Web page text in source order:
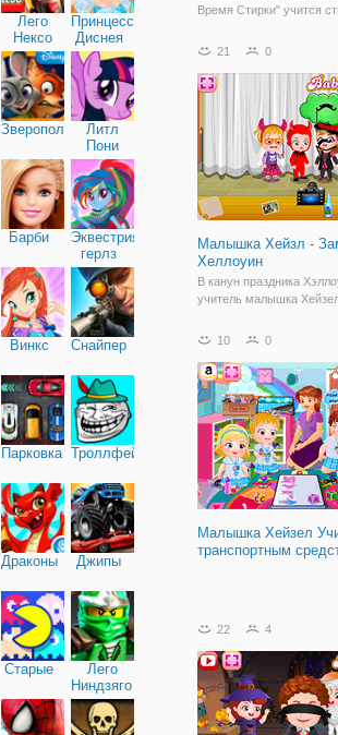
Лего
Нексо
Найтс
Принцессы
Диснея
Зверополис
Литл
Пони
Дружба
Барби
Эквестрия
герлз
Винкс Снайпер
Парковка Троллфейс
Драконы Джипы
Старые
Лего
Ниндзяго
Время Стирки" учится
самостоятельна и вот
хлопотами. А вы
малышке научиться
стиральной машиной и
21 0
Малышка Хейзл -
Хеллоуин
В канун праздника
учитель малышка
Хэллоуин. Замок
много сюрпризов и
Хейзел. Давайте
Хейзел для изучения
10 0
Малышка Хейзел
транспортным
22 4